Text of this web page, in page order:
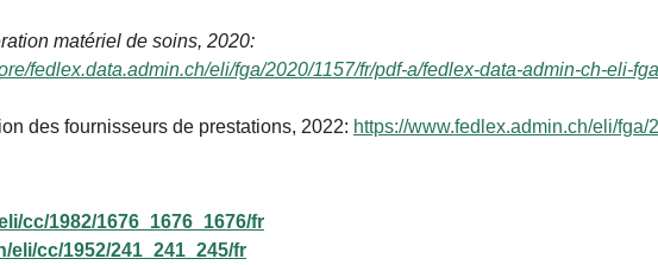
matériel de soins, 2020:
fedlex.data.admin.ch/eli/fga/2020/1157/fr/pdf-a/fedlex-data-admin-ch-eli-
des fournisseurs de prestations, 2022: https://www.fedlex.admin.ch/eli/fga/
cc/1982/1676_1676_1676/fr
eli/cc/1952/241_241_245/fr